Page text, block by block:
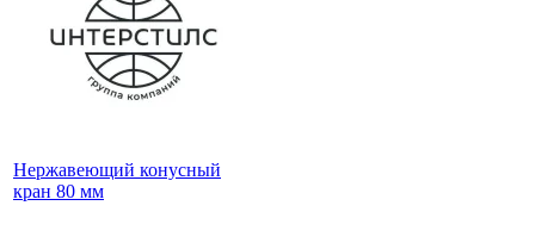
Нержавеющий конусный
кран 80 мм